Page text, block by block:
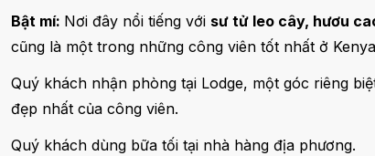
Bật mí: Nơi đây nổi tiếng với sư tử leo cây, hươu
cũng là một trong những công viên tốt nhất ở
Quý khách nhận phòng tại Lodge, một góc riêng
đẹp nhất của công viên.
Quý khách dùng bữa tối tại nhà hàng địa phương.